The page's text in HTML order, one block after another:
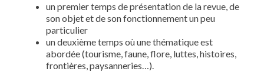
un premier temps de présentation de la revue, de
son objet et de son fonctionnement un peu
particulier
un deuxième temps où une thématique est
abordée (tourisme, faune, flore, luttes, histoires,
frontières, paysanneries…).